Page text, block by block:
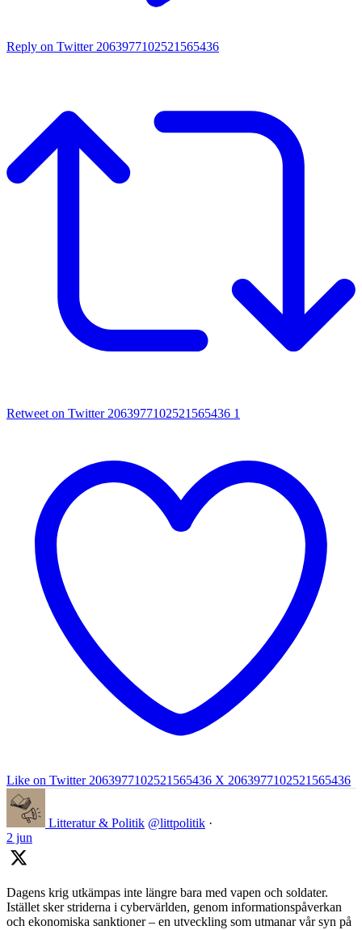
Reply on Twitter 2063977102521565436
Retweet on Twitter 2063977102521565436 1
Like on Twitter 2063977102521565436 X 2063977102521565436
Litteratur & Politik @littpolitik ·
2 jun
Dagens krig utkämpas inte längre bara med vapen och soldater.
Istället sker striderna i cybervärlden, genom informationspåverkan
och ekonomiska sanktioner – en utveckling som utmanar vår syn på